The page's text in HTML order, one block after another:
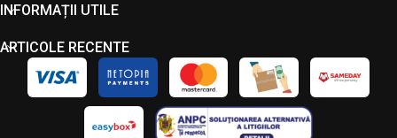
INFORMAȚII UTILE
ARTICOLE RECENTE